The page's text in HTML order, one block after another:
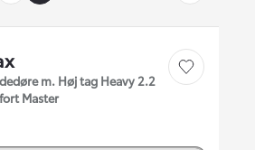
m. Høj tag Heavy 2.2
Master
Gem bil